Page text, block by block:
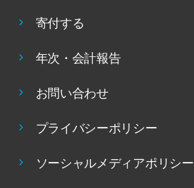
寄付する
年次・会計報告
お問い合わせ
プライバシーポリシー
ソーシャルメディアポリシー